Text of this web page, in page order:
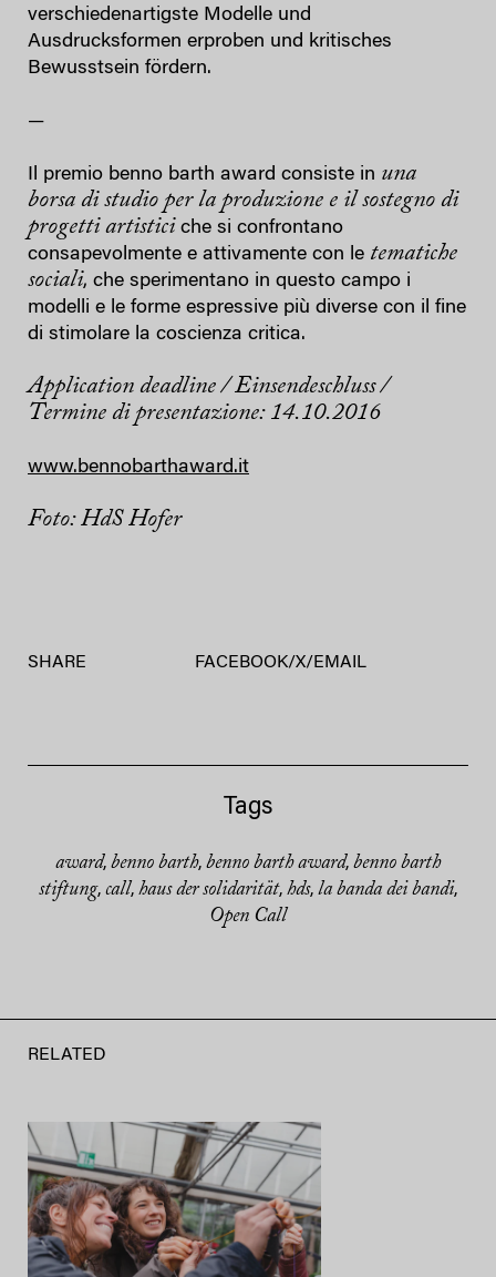
verschiedenartigste Modelle und
Ausdrucksformen erproben und kritisches
Bewusstsein fördern.
—
Il premio benno barth award consiste in una
borsa di studio per la produzione e il sostegno di
progetti artistici che si confrontano
consapevolmente e attivamente con le tematiche
sociali, che sperimentano in questo campo i
modelli e le forme espressive più diverse con il fine
di stimolare la coscienza critica.
Application deadline / Einsendeschluss /
Termine di presentazione: 14.10.2016
www.bennobarthaward.it
Foto: HdS Hofer
SHARE FACEBOOK/X/ EMAIL
Tags
award, benno barth, benno barth award, benno barth
stiftung, call, haus der solidarität, hds, la banda dei bandi,
Open Call
RELATED